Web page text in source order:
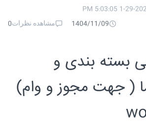
1-29-2026
1404/11/09
مشاهده نظرات0
بسته بندی و
( جهت مجوز و وام)